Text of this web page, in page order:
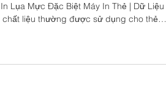
Lụa Mực Đặc Biệt Máy In Thẻ | Dữ Liệu
chất liệu thường được sử dụng cho thẻ
có thể được sử dụng như các yếu tố